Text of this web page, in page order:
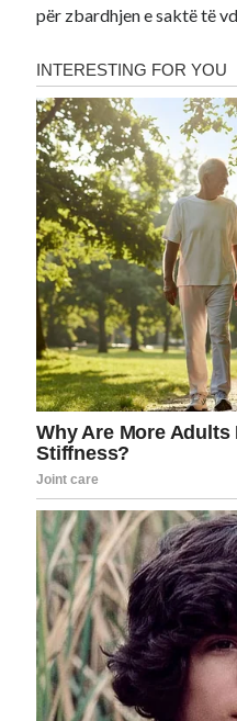
për zbardhjen e saktë të